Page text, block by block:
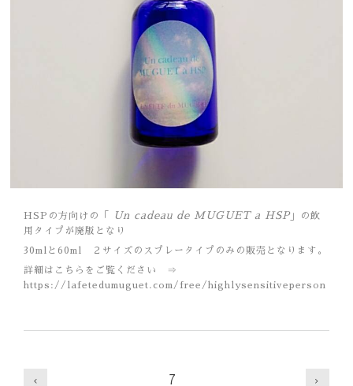
HSPの方向けの「 Un cadeau de MUGUET a HSP」の飲
用タイプが廃版となり
30mlと60ml ２サイズのスプレータイプのみの販売となります。
詳細はこちらをご覧ください ⇒
https://lafetedumuguet.com/free/highlysensitiveperson
7